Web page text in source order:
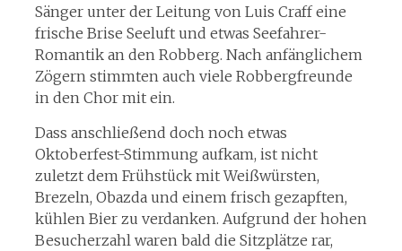
Sänger unter der Leitung von Luis Craff eine
frische Brise Seeluft und etwas Seefahrer-
Romantik an den Robberg. Nach anfänglichem
Zögern stimmten auch viele Robbergfreunde
in den Chor mit ein.
Dass anschließend doch noch etwas
Oktoberfest-Stimmung aufkam, ist nicht
zuletzt dem Frühstück mit Weißwürsten,
Brezeln, Obazda und einem frisch gezapften,
kühlen Bier zu verdanken. Aufgrund der hohen
Besucherzahl waren bald die Sitzplätze rar,